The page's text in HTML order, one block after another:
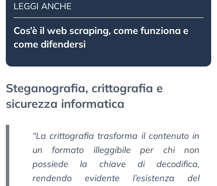
LEGGI ANCHE
Cos’è il web scraping, come funziona e
come difendersi
Steganografia, crittografia e
sicurezza informatica
“La crittografia trasforma il contenuto in
un formato illeggibile per chi non
possiede la chiave di decodifica,
rendendo evidente l’esistenza del